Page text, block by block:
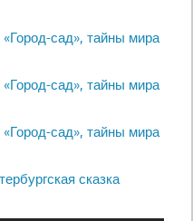
сад», тайны мира
сад», тайны мира
сад», тайны мира
сказка